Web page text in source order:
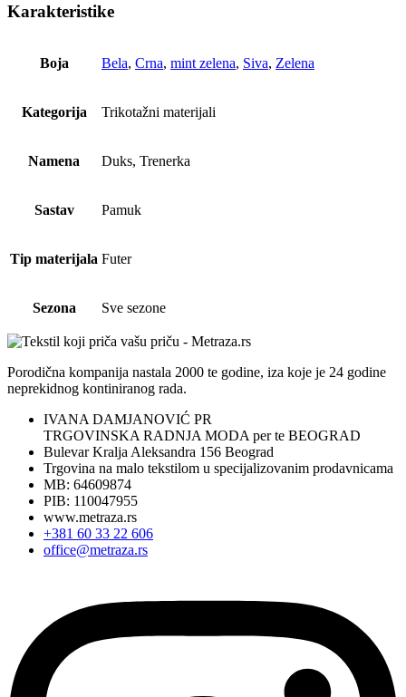
Karakteristike
Boja Bela, Crna, mint zelena, Siva, Zelena
Kategorija Trikotažni materijali
Namena Duks, Trenerka
Sastav Pamuk
Tip materijala Futer
Sezona Sve sezone
Porodična kompanija nastala 2000 te godine, iza koje je 24 godine
neprekidnog kontiniranog rada.
IVANA DAMJANOVIĆ PR
TRGOVINSKA RADNJA MODA per te BEOGRAD
Bulevar Kralja Aleksandra 156 Beograd
Trgovina na malo tekstilom u specijalizovanim prodavnicama
MB: 64609874
PIB: 110047955
www.metraza.rs
+381 60 33 22 606
office@metraza.rs